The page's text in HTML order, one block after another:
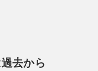
去から